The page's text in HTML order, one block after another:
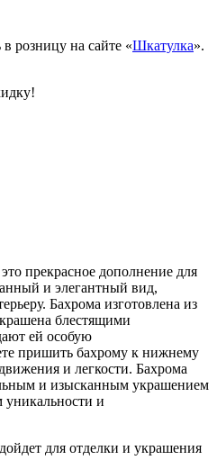
розницу на сайте «Шкатулка».
прекрасное дополнение для
и элегантный вид,
Бахрома изготовлена из
блестящими
ей особую
пришить бахрому к нижнему
и легкости. Бахрома
и изысканным украшением
уникальности и
для отделки и украшения